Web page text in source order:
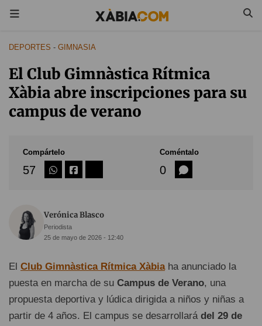
DEPORTES - GIMNASIA
El Club Gimnàstica Rítmica
Xàbia abre inscripciones para su
campus de verano
Compártelo
57
Coméntalo
0
Verónica Blasco
Periodista
25 de mayo de 2026 - 12:40
El Club Gimnàstica Rítmica Xàbiaha anunciado la
puesta en marcha de su Campus de Verano, una
propuesta deportiva y lúdica dirigida a niños y niñas a
partir de 4 años. El campus se desarrollará del 29 de